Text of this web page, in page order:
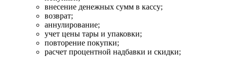
внесение денежных сумм в кассу;
возврат;
аннулирование;
учет цены тары и упаковки;
повторение покупки;
расчет процентной надбавки и скидки;